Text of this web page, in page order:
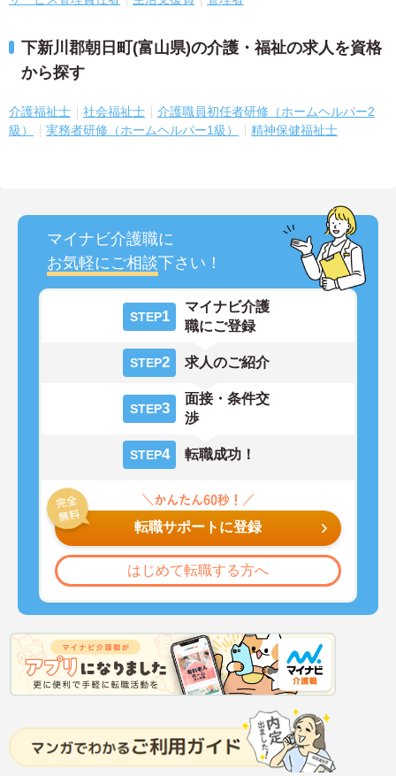
下新川郡朝日町(富山県)の介護・福祉の求人を資格
から探す
介護福祉士 社会福祉士
介護職員初任者研修（ホームヘルパー2
級）
実務者研修（ホームヘルパー1級） 精神保健福祉士
マイナビ介護職に
お気軽にご相談下さい！
STEP1
マイナビ介護
職にご登録
STEP2 求人のご紹介
STEP3
面接・条件交
渉
STEP4 転職成功！
転職サポートに登録
はじめて転職する方へ